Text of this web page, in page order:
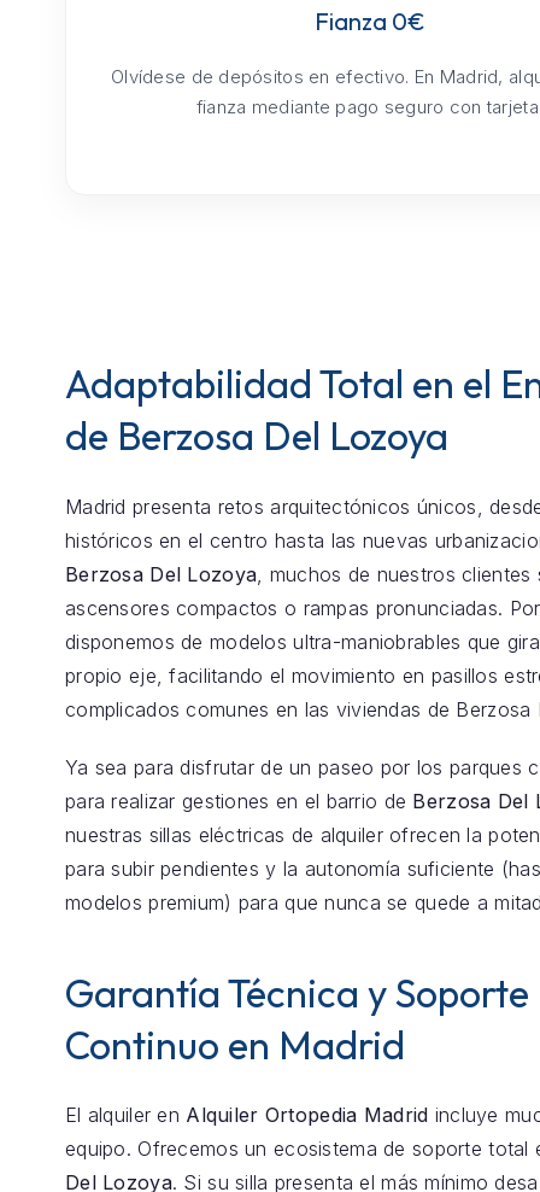
Fianza 0€
Olvídese de depósitos en efectivo. En Madrid,
fianza mediante pago seguro con
Adaptabilidad Total en el
de Berzosa Del Lozoya
Madrid presenta retos arquitectónicos únicos,
históricos en el centro hasta las nuevas
Berzosa Del Lozoya , muchos de nuestros
ascensores compactos o rampas pronunciadas.
disponemos de modelos ultra-maniobrables que
propio eje, facilitando el movimiento en pasillos
complicados comunes en las viviendas de Berzosa
Ya sea para disfrutar de un paseo por los parques
para realizar gestiones en el barrio de Berzosa Del
nuestras sillas eléctricas de alquiler ofrecen la
para subir pendientes y la autonomía suficiente
modelos premium) para que nunca se quede a
Garantía Técnica y Soporte
Continuo en Madrid
El alquiler en Alquiler Ortopedia Madrid incluye
equipo. Ofrecemos un ecosistema de soporte total
Del Lozoya. Si su silla presenta el más mínimo